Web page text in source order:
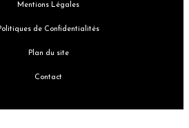
Mentions Légales
de Confidentialités
Plan du site
Contact